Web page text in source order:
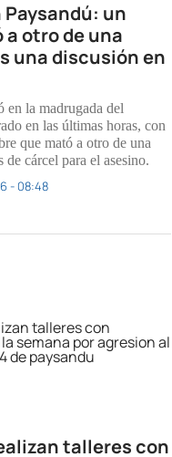
un
a otro de una
una discusión en
la madrugada del
en las últimas horas, con
que mató a otro de una
de cárcel para el asesino.
- 08:48
talleres con